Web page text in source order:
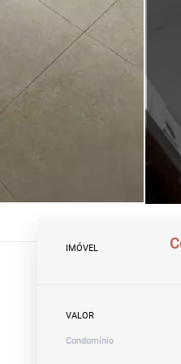
IMÓVEL
VALOR
Condomínio